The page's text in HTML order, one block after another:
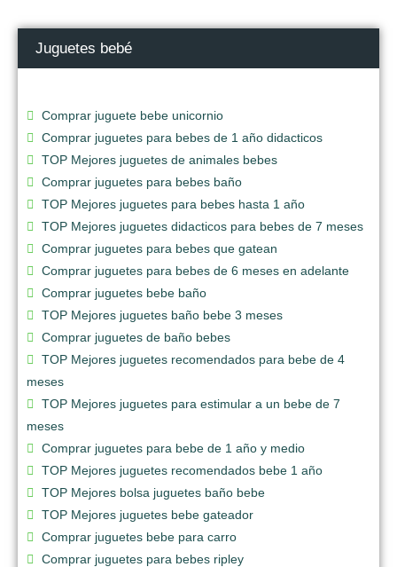
Juguetes bebé
Comprar juguete bebe unicornio
Comprar juguetes para bebes de 1 año didacticos
TOP Mejores juguetes de animales bebes
Comprar juguetes para bebes baño
TOP Mejores juguetes para bebes hasta 1 año
TOP Mejores juguetes didacticos para bebes de 7 meses
Comprar juguetes para bebes que gatean
Comprar juguetes para bebes de 6 meses en adelante
Comprar juguetes bebe baño
TOP Mejores juguetes baño bebe 3 meses
Comprar juguetes de baño bebes
TOP Mejores juguetes recomendados para bebe de 4
meses
TOP Mejores juguetes para estimular a un bebe de 7
meses
Comprar juguetes para bebe de 1 año y medio
TOP Mejores juguetes recomendados bebe 1 año
TOP Mejores bolsa juguetes baño bebe
TOP Mejores juguetes bebe gateador
Comprar juguetes bebe para carro
Comprar juguetes para bebes ripley